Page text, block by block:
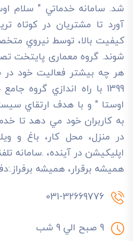
شد. سامانه خدماتي " سلام
آورد تا مشتريان در کوتاه
کيفيت بالا، توسط نيروي
شوند. گروه معماری پایتخت
هر چه بيشتر فعاليت خود در
1399 با راه اندازي گروه
اوستا " و با هدف ارتقاي
به کاربران خود مي دهد تا
در منزل، محل کار، باغ و
اپليکيشن در آينده، .سامانه
هميشه برقرار، هميشه
031-32669776
9 صبح الي 9 شب